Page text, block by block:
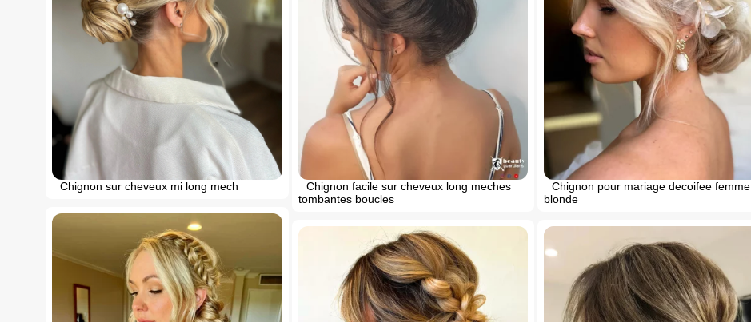
Chignon sur cheveux mi long mech
Chignon facile sur cheveux long meches
tombantes boucles
Chignon pour mariage decoifee femme
blonde